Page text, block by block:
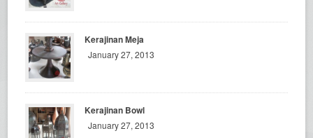
Kerajinan Meja
January 27, 2013
Kerajinan Bowl
January 27, 2013